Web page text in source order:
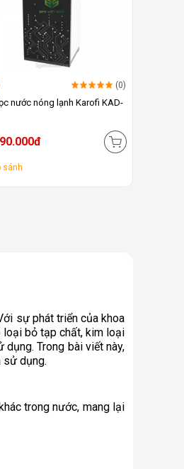
(0)
nước nóng lạnh Karofi KAD-
sánh
sự phát triển của khoa
loại bỏ tạp chất, kim loại
Trong bài viết này,
sử dụng.
trong nước, mang lại